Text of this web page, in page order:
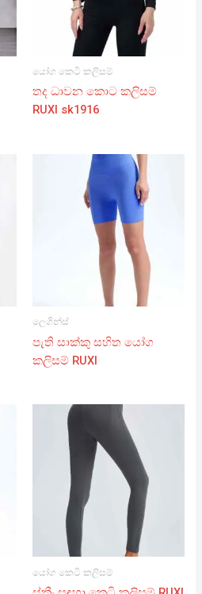
යෝග කෙටි කලිසම්
තද ධාවන කොට කලිසම්
RUXI sk1916
ලෙගින්ස්
පැති සාක්කු සහිත යෝග
කලිසම් RUXI
යෝග කෙටි කලිසම්